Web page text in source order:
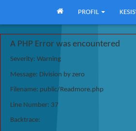
A PHP Error was encountered
Severity: Warning
Message: Division by zero
Filename: public/Readmore.php
Line Number: 37
Backtrace:
PROFIL